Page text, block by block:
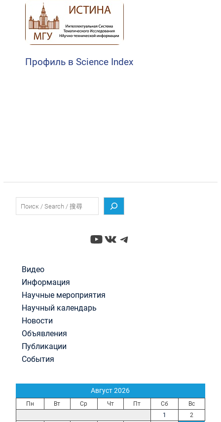
Профиль в Science Index
YouTube
ВКонтакте
Telegram
Видео
Информация
Научные мероприятия
Научный календарь
Новости
Объявления
Публикации
События
Август 2026
Пн Вт Ср Чт Пт Сб
Вс
1
2